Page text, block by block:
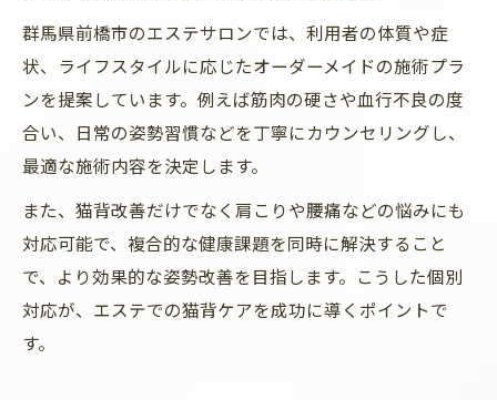
群馬県前橋市のエステサロンでは、利用者の体質や症
状、ライフスタイルに応じたオーダーメイドの施術プラ
ンを提案しています。例えば筋肉の硬さや血行不良の度
合い、日常の姿勢習慣などを丁寧にカウンセリングし、
最適な施術内容を決定します。
また、猫背改善だけでなく肩こりや腰痛などの悩みにも
対応可能で、複合的な健康課題を同時に解決すること
で、より効果的な姿勢改善を目指します。こうした個別
対応が、エステでの猫背ケアを成功に導くポイントで
す。